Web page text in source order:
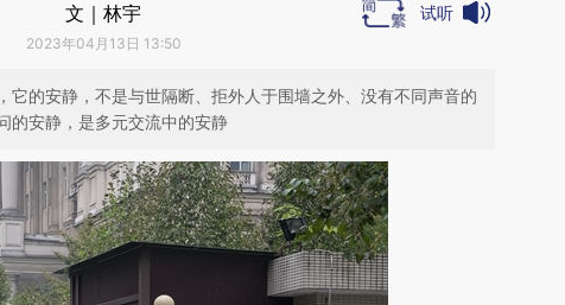
文｜林宇
2023年04月13日 13:50
试听
它的安静，不是与世隔断、拒外人于围墙之外、没有不同声音的
的安静，是多元交流中的安静